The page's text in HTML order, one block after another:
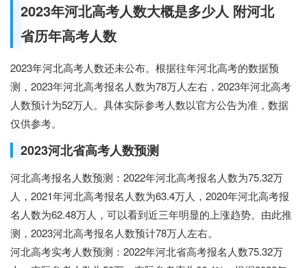
2023年河北高考人数大概是多少人 附河北
省历年高考人数
2023年河北高考人数还未公布。根据往年河北高考的数据预
测，2023年河北高考报名人数为78万人左右，2023年河北高考
人数预计为52万人。具体实际参考人数以官方公告为准，数据
仅供参考。
2023河北省高考人数预测
河北高考报名人数预测：2022年河北高考报名人数为75.32万
人，2021年河北高考报名人数为63.4万人，2020年河北高考报
名人数为62.48万人，可以看到近三年明显的上涨趋势。由此推
测，2023河北高考报名人数预计78万人左右。
河北高考实考人数预测：2022年河北省高考报名人数75.32万